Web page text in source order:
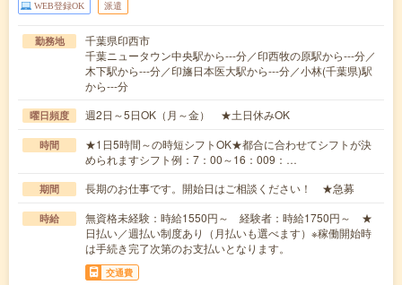
WEB登録OK 派遣
勤務地
千葉県印西市
千葉ニュータウン中央駅から---分／印西牧の原駅から---分／
木下駅から---分／印旛日本医大駅から---分／小林(千葉県)駅
から---分
曜日頻度 週2日～5日OK（月～金） ★土日休みOK
時間
★1日5時間～の時短シフトOK★都合に合わせてシフトが決
められますシフト例：7：00～16：009：…
期間 長期のお仕事です。開始日はご相談ください！ ★急募
時給
無資格未経験：時給1550円～ 経験者：時給1750円～ ★
日払い／週払い制度あり（月払いも選べます）※稼働開始時
は手続き完了次第のお支払いとなります。
交通費